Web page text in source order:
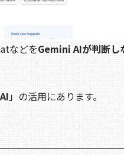
などをGemini AIが判断し
」の活用にあります。